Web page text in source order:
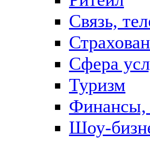
Связь,
Сфера
Туризм
Финансы,
Шоу-